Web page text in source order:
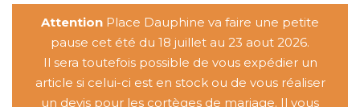
Attention Place Dauphine va faire une petite
pause cet été du 18 juillet au 23 aout 2026.
Il sera toutefois possible de vous expédier un
article si celui-ci est en stock ou de vous réaliser
un devis pour les cortèges de mariage. Il vous